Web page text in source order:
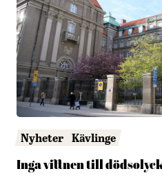
Nyheter Kävlinge
Inga vittnen till